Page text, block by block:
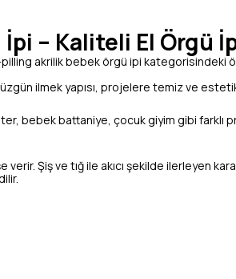
– Kaliteli El Örgü
akrilik bebek örgü ipi kategorisindeki
ilmek yapısı, projelere temiz ve
bebek battaniye, çocuk giyim gibi
Şiş ve tığ ile akıcı şekilde ilerleyen